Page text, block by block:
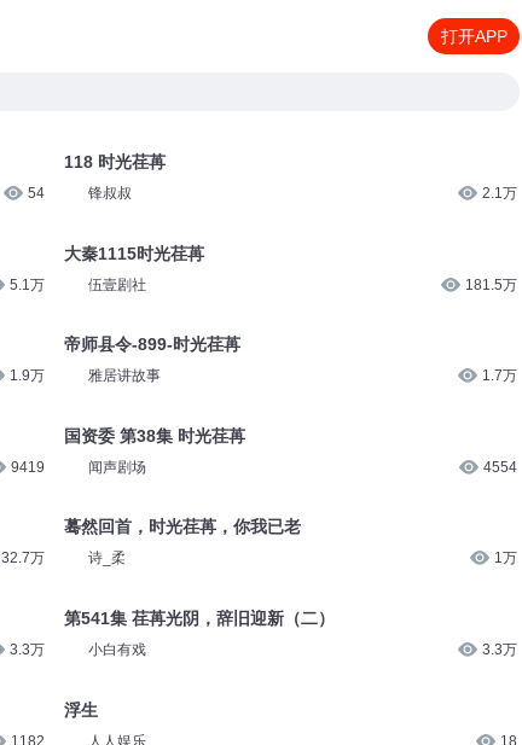
打开APP
54
5.1万
1.9万
9419
32.7万
3.3万
1182
118 时光荏苒
锋叔叔 2.1万
大秦1115时光荏苒
伍壹剧社 181.5万
帝师县令-899-时光荏苒
雅居讲故事 1.7万
国资委 第38集 时光荏苒
闻声剧场 4554
蓦然回首，时光荏苒，你我已老
诗_柔 1万
第541集 荏苒光阴，辞旧迎新（二）
小白有戏 3.3万
浮生
人人娱乐 18